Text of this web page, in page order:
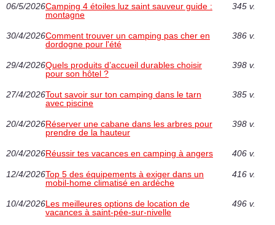
06/5/2026Camping 4 étoiles luz saint sauveur guide :
montagne
345 v.
30/4/2026Comment trouver un camping pas cher en
dordogne pour l'été
386 v.
29/4/2026Quels produits d’accueil durables choisir
pour son hôtel ?
398 v.
27/4/2026Tout savoir sur ton camping dans le tarn
avec piscine
385 v.
20/4/2026Réserver une cabane dans les arbres pour
prendre de la hauteur
398 v.
20/4/2026Réussir tes vacances en camping à angers 406 v.
12/4/2026Top 5 des équipements à exiger dans un
mobil-home climatisé en ardèche
416 v.
10/4/2026Les meilleures options de location de
vacances à saint-pée-sur-nivelle
496 v.